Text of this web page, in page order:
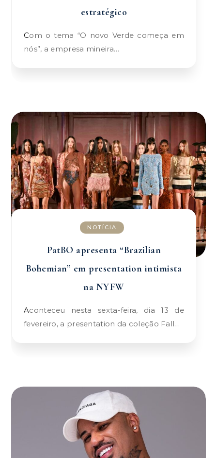
estratégico
Com o tema “O novo Verde começa em
nós”, a empresa mineira…
NOTÍCIA
PatBO apresenta “Brazilian
Bohemian” em presentation intimista
na NYFW
Aconteceu nesta sexta-feira, dia 13 de
fevereiro, a presentation da coleção Fall…